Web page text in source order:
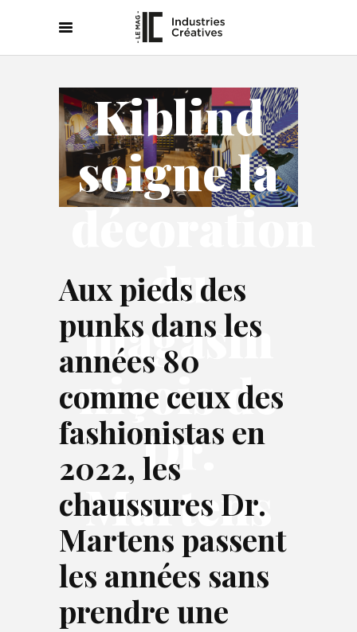
Kiblind
soigne la
décoration
du
magasin
niçois de
Dr.
Martens
Aux pieds des
punks dans les
années 80
comme ceux des
fashionistas en
2022, les
chaussures Dr.
Martens passent
les années sans
prendre une